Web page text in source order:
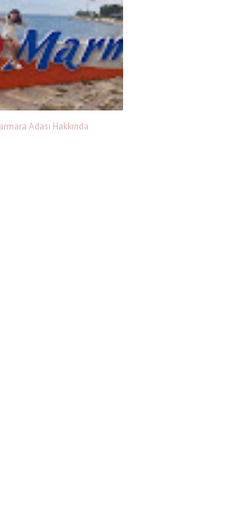
Adası Hakkında